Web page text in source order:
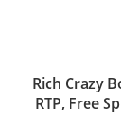
Rich Crazy
RTP, Free